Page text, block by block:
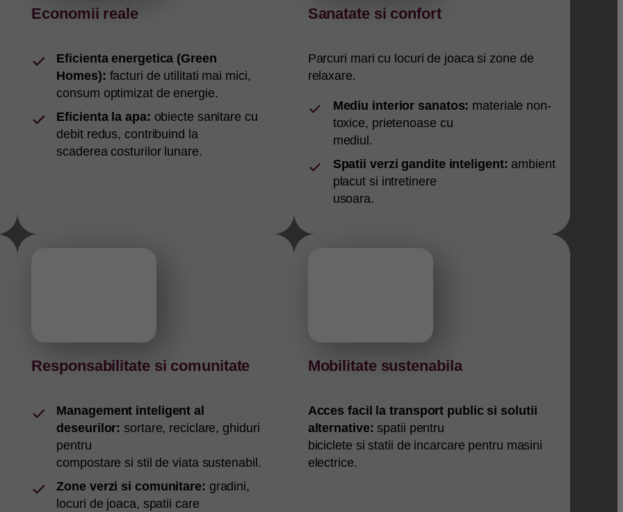
Economii reale
Eficienta energetica (Green
Homes): facturi de utilitati mai mici,
consum optimizat de energie.
Eficienta la apa: obiecte sanitare cu
debit redus, contribuind la
scaderea costurilor lunare.
Sanatate si confort
Parcuri mari cu locuri de joaca si zone de
relaxare.
Mediu interior sanatos: materiale non-
toxice, prietenoase cu
mediul.
Spatii verzi gandite inteligent: ambient
placut si intretinere
usoara.
Responsabilitate si comunitate
Management inteligent al
deseurilor: sortare, reciclare, ghiduri
pentru
compostare si stil de viata sustenabil.
Zone verzi si comunitare: gradini,
locuri de joaca, spatii care
Mobilitate sustenabila
Acces facil la transport public si solutii
alternative: spatii pentru
biciclete si statii de incarcare pentru masini
electrice.